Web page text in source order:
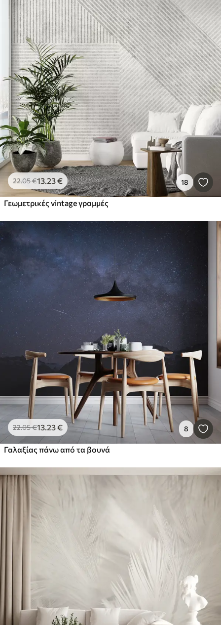
22.05€13.23€ 18
Γεωμετρικές vintage γραμμές
22.05€13.23€ 8
Γαλαξίας πάνω από τα βουνά